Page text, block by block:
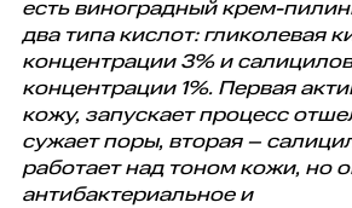
есть виноградный крем-
два типа кислот: гликолевая
концентрации 3% и
концентрации 1%. Первая
кожу, запускает процесс
сужает поры, вторая –
работает над тоном кожи, но
антибактериальное и